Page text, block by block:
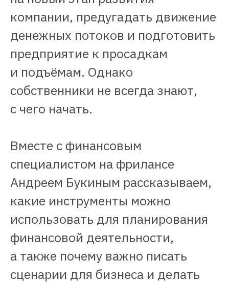
компании, предугадать движение
денежных потоков и подготовить
предприятие к просадкам
и подъёмам. Однако
собственники не всегда знают,
с чего начать.
Вместе с финансовым
специалистом на фрилансе
Андреем Букиным рассказываем,
какие инструменты можно
использовать для планирования
финансовой деятельности,
а также почему важно писать
сценарии для бизнеса и делать